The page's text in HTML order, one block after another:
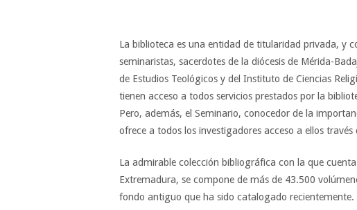
La biblioteca es una entidad de titularidad privada, y
seminaristas, sacerdotes de la diócesis de Mérida-
de Estudios Teológicos y del Instituto de Ciencias
tienen acceso a todos servicios prestados por la
Pero, además, el Seminario, conocedor de la
ofrece a todos los investigadores acceso a ellos
La admirable colección bibliográfica con la que
Extremadura, se compone de más de 43.500
fondo antiguo que ha sido catalogado